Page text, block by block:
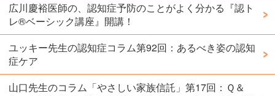
広川慶裕医師の、認知症予防のことがよく分かる『認ト
レ®️ベーシック講座』開講！
ユッキー先生の認知症コラム第92回：あるべき姿の認知
症ケア
山口先生のコラム「やさしい家族信託」第17回：Ｑ＆